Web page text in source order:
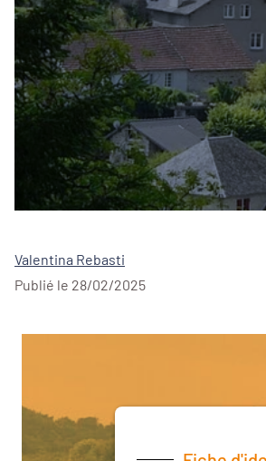
Valentina Rebasti
Publié le 28/02/2025